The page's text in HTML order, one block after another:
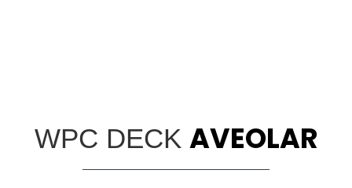
WPC DECK AVEOLAR